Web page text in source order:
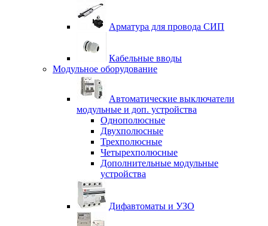
Арматура для провода СИП
Кабельные вводы
Модульное оборудование
Автоматические выключатели
модульные и доп. устройства
Однополюсные
Двухполюсные
Трехполюсные
Четырехполюсные
Дополнительные модульные
устройства
Дифавтоматы и УЗО